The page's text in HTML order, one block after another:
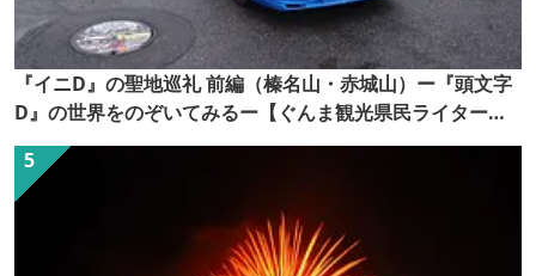
『イニD』の聖地巡礼 前編（榛名山・赤城山）ー『頭文字
D』の世界をのぞいてみるー【ぐんま観光県民ライター
（ぐん記者）】